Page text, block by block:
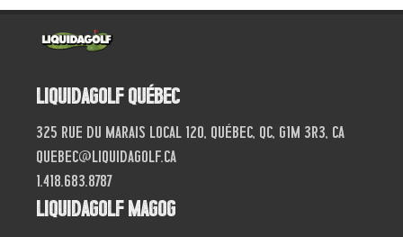
Liquidagolf Québec
325 Rue du Marais local 120, Québec, QC, G1M 3R3, CA
quebec@liquidagolf.ca
1.418.683.8787
Liquidagolf Magog